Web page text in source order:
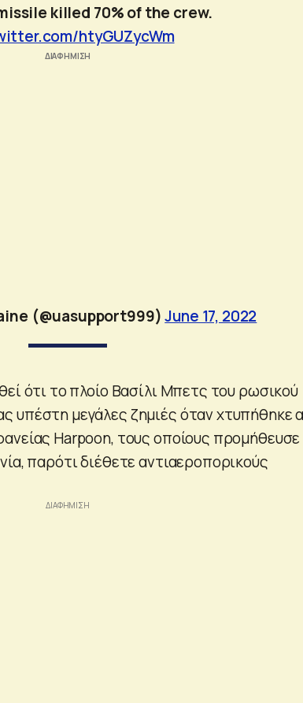
killed 70% of the crew.
htyGUZycWm
(@uasupport999)June 17, 2022
ότι το πλοίο Βασίλι Μπετς του ρωσικού
υπέστη μεγάλες ζημιές όταν χτυπήθηκε
Harpoon, τους οποίους προμήθευσε
παρότι διέθετε αντιαεροπορικούς